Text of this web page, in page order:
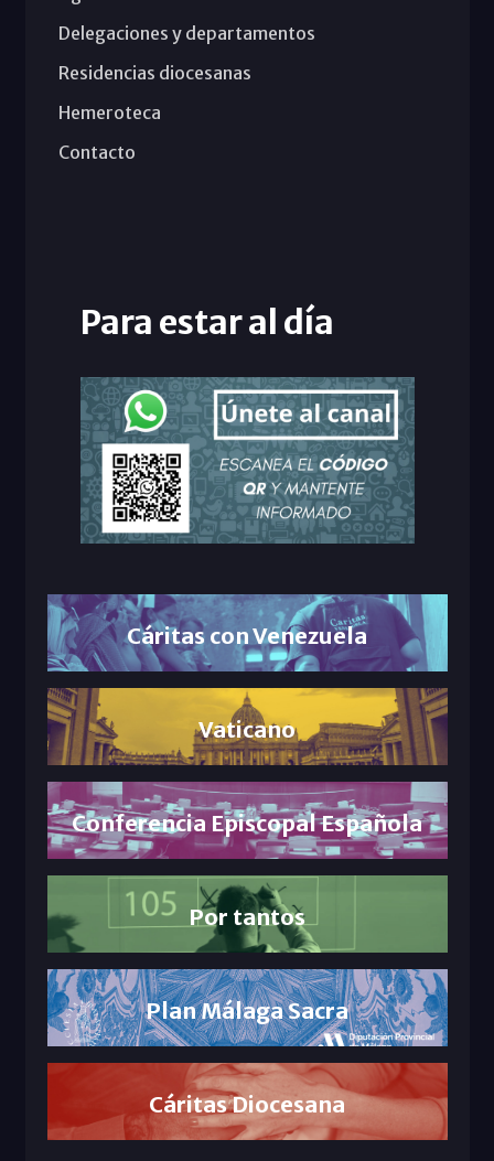
Delegaciones y departamentos
Residencias diocesanas
Hemeroteca
Contacto
Para estar al día
Cáritas con Venezuela
Vaticano
Conferencia Episcopal Española
Por tantos
Plan Málaga Sacra
Cáritas Diocesana